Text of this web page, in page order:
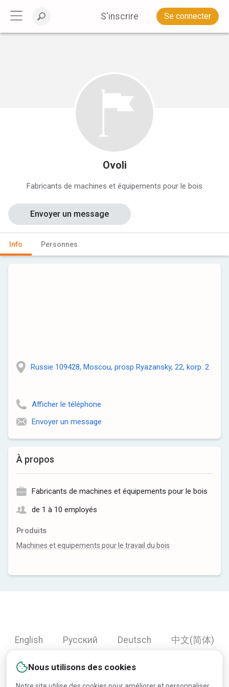
S'inscrire Se connecter
Ovoli
Fabricants de machines et équipements pour le bois
Info Personnes
Envoyer un message
À propos
Fabricants de machines et équipements pour le bois
de 1 à 10 employés
Produits
Machines et equipements pour le travail du bois
Russie 109428, Moscou, prosp Ryazansky, 22, korp. 2
Afficher le téléphone
Envoyer un message
Nous utilisons des cookies
English Русский Deutsch
中文(简体)
العربية
Türkçe Bahasa Indonesia